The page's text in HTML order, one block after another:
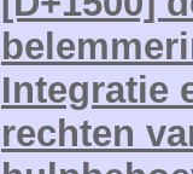
Integratie
rechten